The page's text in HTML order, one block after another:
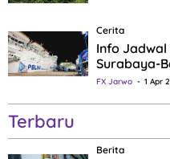
Cerita
Info Jadwal
Surabaya-
FX Jarwo 1 Apr
Terbaru
Berita